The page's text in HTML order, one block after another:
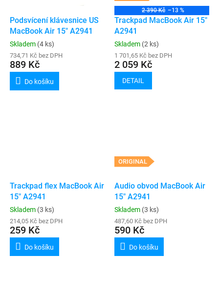
Podsvícení klávesnice US
MacBook Air 15" A2941
Skladem (4 ks)
734,71 Kč bez DPH
889 Kč
Do košíku
2 390 Kč –13 %
Trackpad MacBook Air 15"
A2941
Skladem (2 ks)
1 701,65 Kč bez DPH
2 059 Kč
DETAIL
Trackpad flex MacBook Air
15" A2941
Skladem (3 ks)
214,05 Kč bez DPH
259 Kč
Do košíku
ORIGINAL
Audio obvod MacBook Air
15" A2941
Skladem (3 ks)
487,60 Kč bez DPH
590 Kč
Do košíku